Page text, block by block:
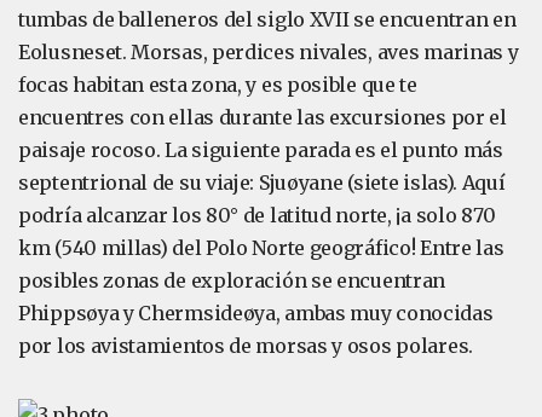
tumbas de balleneros del siglo XVII se encuentran en
Eolusneset. Morsas, perdices nivales, aves marinas y
focas habitan esta zona, y es posible que te
encuentres con ellas durante las excursiones por el
paisaje rocoso. La siguiente parada es el punto más
septentrional de su viaje: Sjuøyane (siete islas). Aquí
podría alcanzar los 80° de latitud norte, ¡a solo 870
km (540 millas) del Polo Norte geográfico! Entre las
posibles zonas de exploración se encuentran
Phippsøya y Chermsideøya, ambas muy conocidas
por los avistamientos de morsas y osos polares.